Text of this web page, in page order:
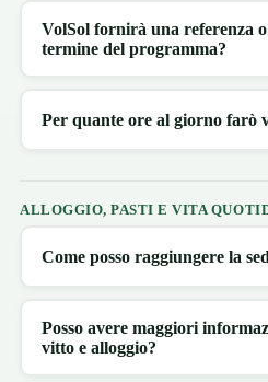
VolSol fornirà una referenza
termine del programma?
Per quante ore al giorno farò
ALLOGGIO, PASTI E VITA
Come posso raggiungere la
Posso avere maggiori
vitto e alloggio?